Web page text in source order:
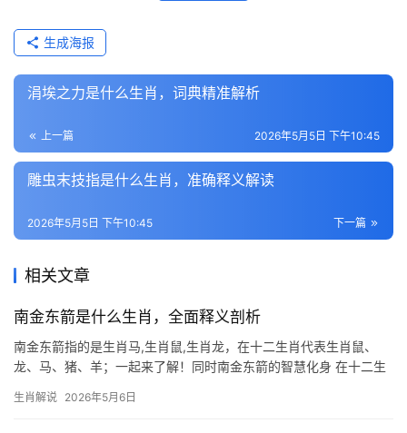
生成海报
涓埃之力是什么生肖，词典精准解析
上一篇 2026年5月5日 下午10:45
雕虫末技指是什么生肖，准确释义解读
下一篇
2026年5月5日 下午10:45
相关文章
南金东箭是什么生肖，全面释义剖析
南金东箭指的是生肖马,生肖鼠,生肖龙，在十二生肖代表生肖鼠、
龙、马、猪、羊；一起来了解！同时南金东箭的智慧化身 在十二生
珍宝与利箭，比喻珍贵的人才或事物，而生肖鼠机敏灵活的特质，
生肖解说 2026年5月6日